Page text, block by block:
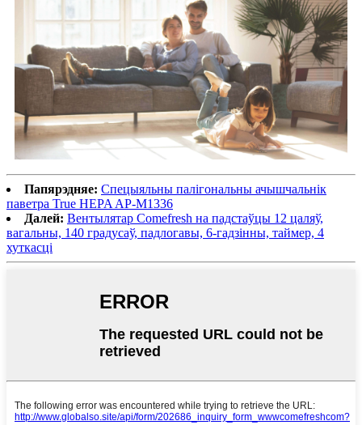
Папярэдняе: Спецыяльны палігональны ачышчальнік
паветра True HEPA AP-M1336
Далей: Вентылятар Comefresh на падстаўцы 12 цаляў,
вагальны, 140 градусаў, падлогавы, 6-гадзінны, таймер, 4
хуткасці